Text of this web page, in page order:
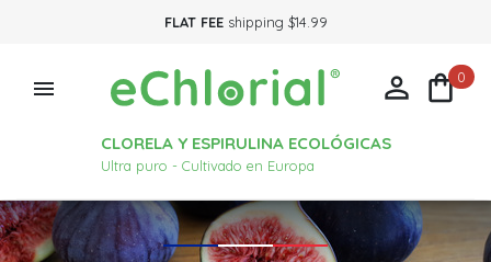
FLAT FEEshipping $14.99

CLORELA Y ESPIRULINA ECOLÓGICAS
Ultra puro - Cultivado en Europa
 0